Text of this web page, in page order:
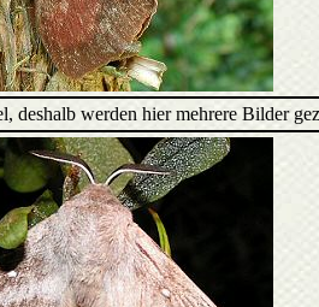
deshalb werden hier mehrere Bilder